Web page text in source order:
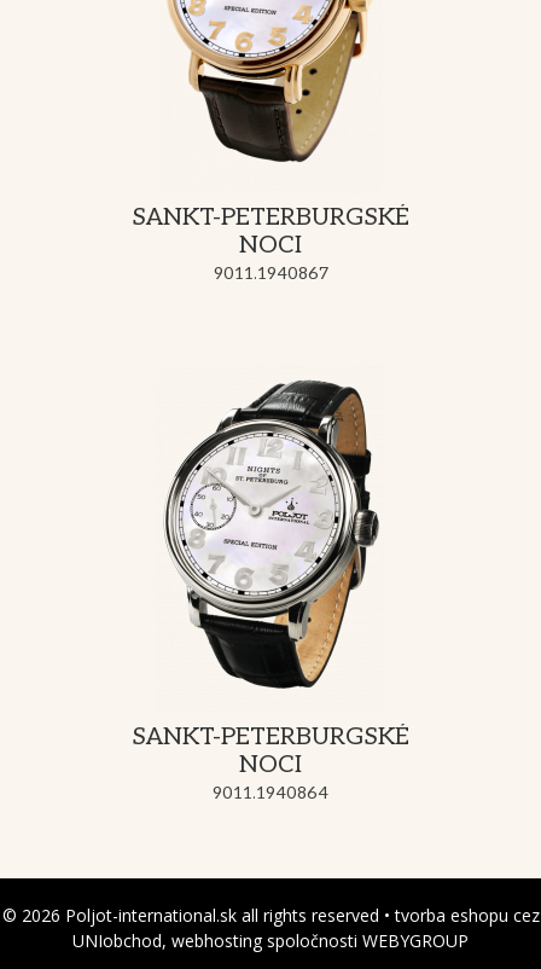
SANKT-PETERBURGSKÉ
NOCI
9011.1940867
SANKT-PETERBURGSKÉ
NOCI
9011.1940864
© 2026 Poljot-international.sk all rights reserved • tvorba eshopu cez
UNIobchod, webhosting spoločnosti WEBYGROUP